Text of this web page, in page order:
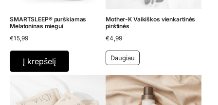
SMARTSLEEP® purškiamas
Melatoninas miegui
€15,99
Į krepšelį
Mother-K Vaikiškos vienkartinės
pirštinės
€4,99
Daugiau